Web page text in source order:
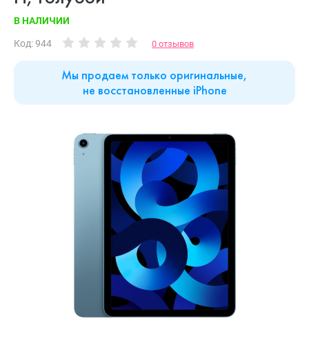
В НАЛИЧИИ
Код: 944 0 отзывов
Мы продаем только оригинальные,
не восстановленные iPhone